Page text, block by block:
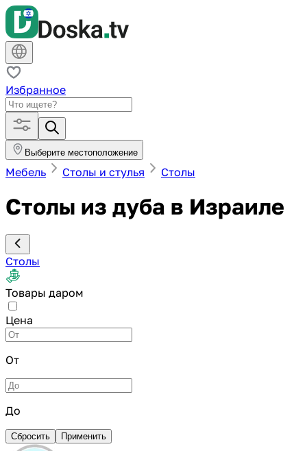
Избранное
Выберите местоположение
Мебель Столы и стулья Столы
Столы из дуба в Израиле
Столы
Товары даром
Цена
От
До
Сбросить Применить